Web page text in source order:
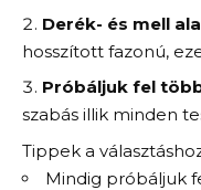
Derék- és mell
hosszított fazonú,
Próbáljuk fel
szabás illik minden
Tippek a
Mindig próbáljuk